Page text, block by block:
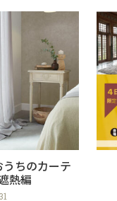
ちのカーテ
熱編